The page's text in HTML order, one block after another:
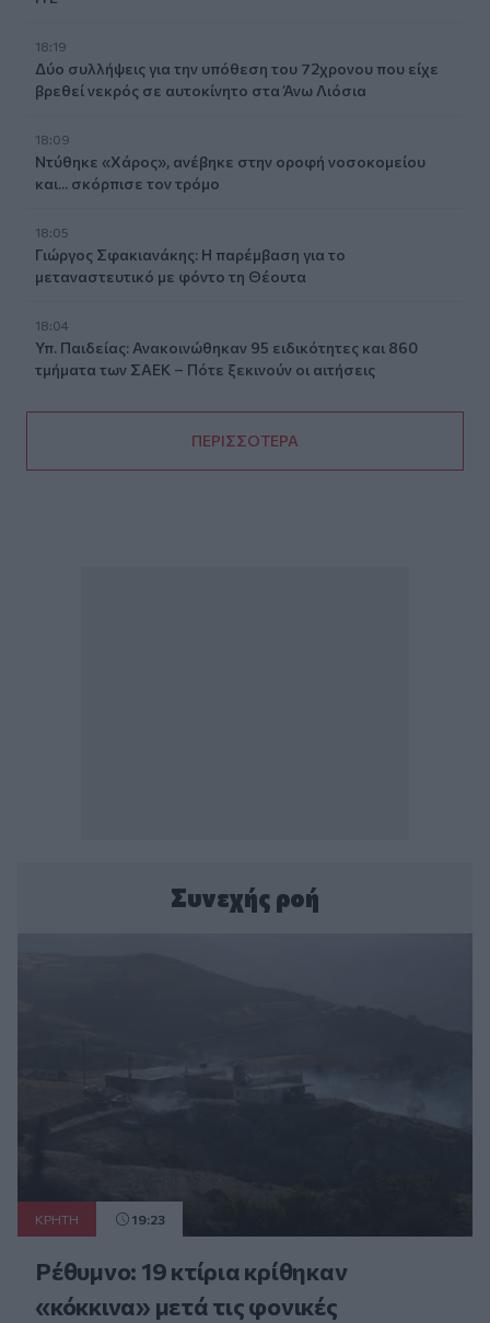
18:19
Δύο συλλήψεις για την υπόθεση του 72χρονου που είχε
βρεθεί νεκρός σε αυτοκίνητο στα Άνω Λιόσια
18:09
Ντύθηκε «Χάρος», ανέβηκε στην οροφή νοσοκομείου
και... σκόρπισε τον τρόμο
18:05
Γιώργος Σφακιανάκης: Η παρέμβαση για το
μεταναστευτικό με φόντο τη Θέουτα
18:04
Υπ. Παιδείας: Ανακοινώθηκαν 95 ειδικότητες και 860
τμήματα των ΣΑΕΚ – Πότε ξεκινούν οι αιτήσεις
ΠΕΡΙΣΣΟΤΕΡΑ
Συνεχής ροή
ΚΡΗΤΗ 19:23
Ρέθυμνο: 19 κτίρια κρίθηκαν
«κόκκινα» μετά τις φονικές